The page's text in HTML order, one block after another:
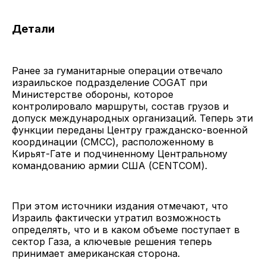
Детали
Ранее за гуманитарные операции отвечало
израильское подразделение COGAT при
Министерстве обороны, которое
контролировало маршруты, состав грузов и
допуск международных организаций. Теперь эти
функции переданы Центру гражданско-военной
координации (CMCC), расположенному в
Кирьят-Гате и подчиненному Центральному
командованию армии США (CENTCOM).
При этом источники издания отмечают, что
Израиль фактически утратил возможность
определять, что и в каком объеме поступает в
сектор Газа, а ключевые решения теперь
принимает американская сторона.